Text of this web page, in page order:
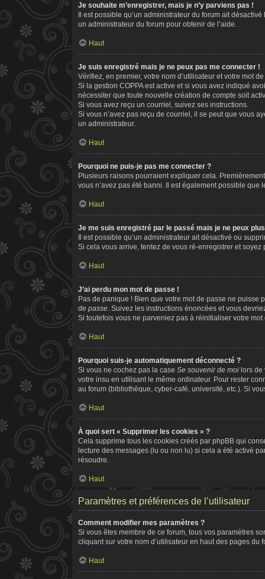
Je souhaite m’enregistrer, mais je n’y parviens pas !
Il est possible qu’un administrateur du forum ait
un administrateur du forum pour obtenir de l’aide.
Haut
Je suis enregistré mais je ne peux pas me connecter !
Vérifiez, en premier, votre nom d’utilisateur et votre mot
Si la gestion COPPA est active et si vous avez indiqué
nécessiter que toute nouvelle création de compte soit
Si vous avez reçu un courriel, suivez ses instructions.
Si vous n’avez pas reçu de courriel, il se peut que vous
un administrateur.
Haut
Pourquoi ne puis-je pas me connecter ?
Plusieurs raisons pourraient expliquer cela.
vous n’avez pas été banni. Il est également possible
Haut
Je me suis enregistré par le passé mais je ne peux
Il est possible qu’un administrateur ait désactivé ou
Si cela vous arrive, tentez de vous ré-enregistrer et soyez
Haut
J’ai perdu mon mot de passe !
Pas de panique ! Bien que votre mot de passe ne
de passe. Suivez les instructions énoncées et vous
Si toutefois vous ne parveniez pas à réinitialiser votre
Haut
Pourquoi suis-je automatiquement déconnecté ?
Si vous ne cochez pas la case Se souvenir de moi lors
votre insu en utilisant le même ordinateur. Pour rester
au forum (bibliothèque, cyber-café, université, etc.). Si
Haut
À quoi sert « Supprimer les cookies » ?
Cela supprime tous les cookies créés par phpBB qui
lecture des messages (lu ou non lu) si cela a été activé
résoudre.
Haut
Paramètres et préférences de l’utilisateur
Comment modifier mes paramètres ?
Si vous êtes membre de ce forum, tous vos paramètres
cliquant sur votre nom d’utilisateur en haut des pages
Haut